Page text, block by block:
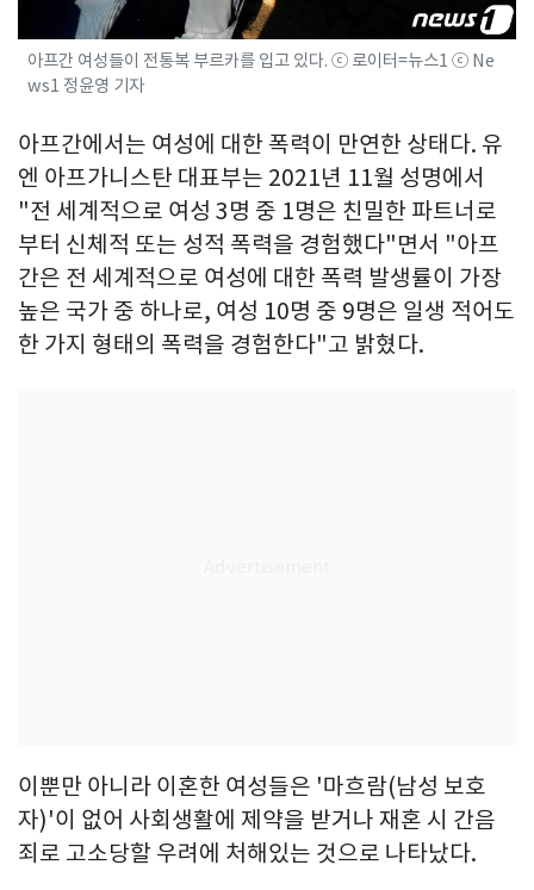
아프간 여성들이 전통복 부르카를 입고 있다. ⓒ 로이터=뉴스1 ⓒ Ne
ws1 정윤영 기자
아프간에서는 여성에 대한 폭력이 만연한 상태다. 유
엔 아프가니스탄 대표부는 2021년 11월 성명에서
"전 세계적으로 여성 3명 중 1명은 친밀한 파트너로
부터 신체적 또는 성적 폭력을 경험했다"면서 "아프
간은 전 세계적으로 여성에 대한 폭력 발생률이 가장
높은 국가 중 하나로, 여성 10명 중 9명은 일생 적어도
한 가지 형태의 폭력을 경험한다"고 밝혔다.
이뿐만 아니라 이혼한 여성들은 '마흐람(남성 보호
자)'이 없어 사회생활에 제약을 받거나 재혼 시 간음
죄로 고소당할 우려에 처해있는 것으로 나타났다.